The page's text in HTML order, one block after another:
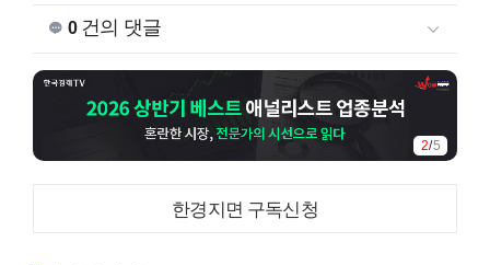
0건의 댓글
2/5
한경지면 구독신청